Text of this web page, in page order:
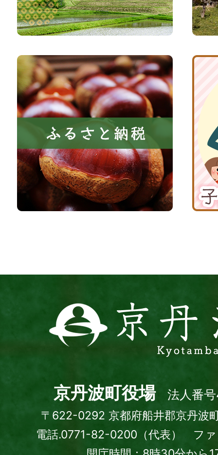
い、
森
共
に
い
町
京
サ
イ
ふ
る
さ
税
京
波
子
育
て
応
援
丹
波
town
京丹波町役場 法人番
〒622-0292 京都府船井郡京丹波
電話.0771-82-0200（代表） フ